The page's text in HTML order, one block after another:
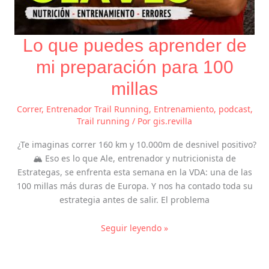
Lo que puedes aprender de
mi preparación para 100
millas
Correr, Entrenador Trail Running, Entrenamiento, podcast,
Trail running / Por gis.revilla
¿Te imaginas correr 160 km y 10.000m de desnivel positivo?
🏔️ Eso es lo que Ale, entrenador y nutricionista de
Estrategas, se enfrenta esta semana en la VDA: una de las
100 millas más duras de Europa. Y nos ha contado toda su
estrategia antes de salir. El problema
Seguir leyendo »